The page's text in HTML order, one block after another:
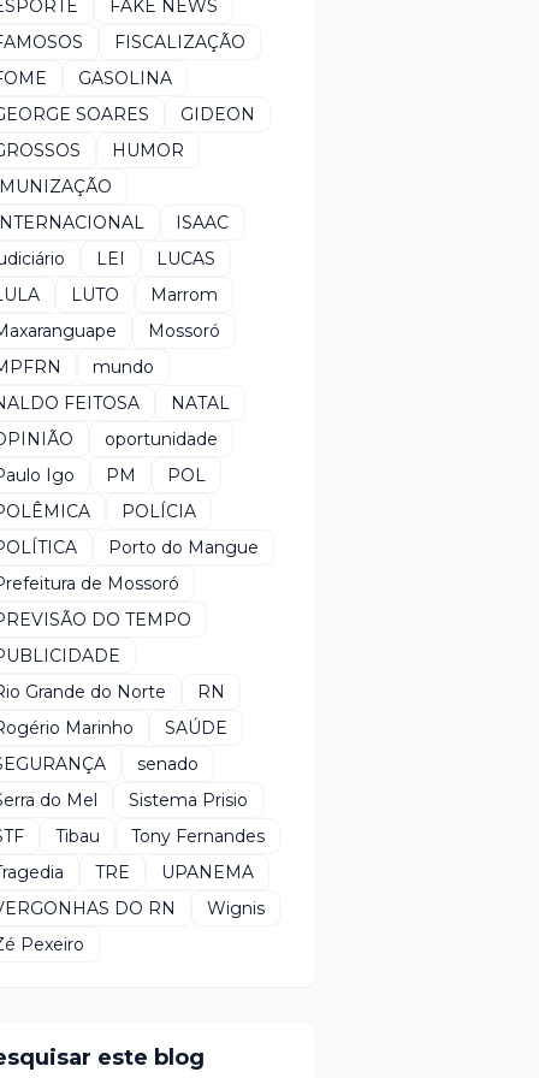
FAKE NEWS
FISCALIZAÇÃO
GASOLINA
SOARES
GIDEON
HUMOR
ISAAC
LEI
LUCAS
LUTO
Marrom
Mossoró
mundo
FEITOSA
NATAL
oportunidade
Igo
PM
POL
POLÍCIA
Porto do Mangue
de Mossoró
DO TEMPO
Grande do Norte
RN
Marinho
SAÚDE
senado
do Mel
Sistema Prisio
Tibau
Tony Fernandes
TRE
UPANEMA
DO RN
Wignis
Pexeiro
este blog